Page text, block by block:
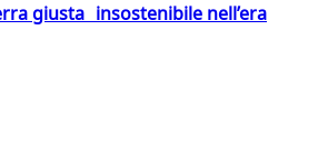
giusta insostenibile nell’era